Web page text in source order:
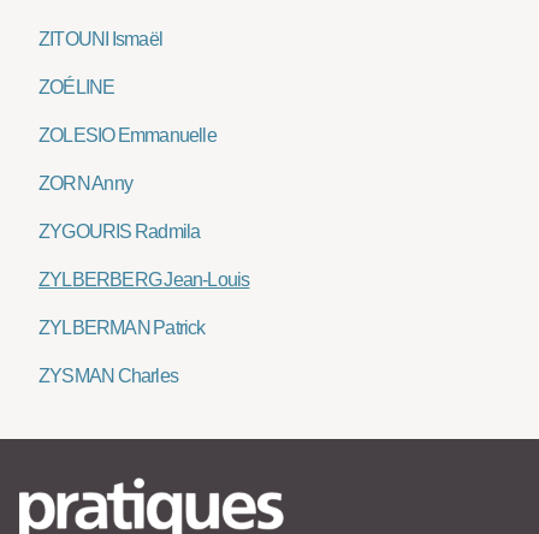
ZITOUNI Ismaël
ZOÉLINE
ZOLESIO Emmanuelle
ZORN Anny
ZYGOURIS Radmila
ZYLBERBERG Jean-Louis
ZYLBERMAN Patrick
ZYSMAN Charles